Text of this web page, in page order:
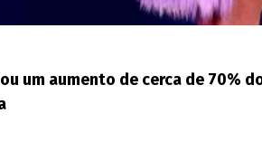
um aumento de cerca de 70%